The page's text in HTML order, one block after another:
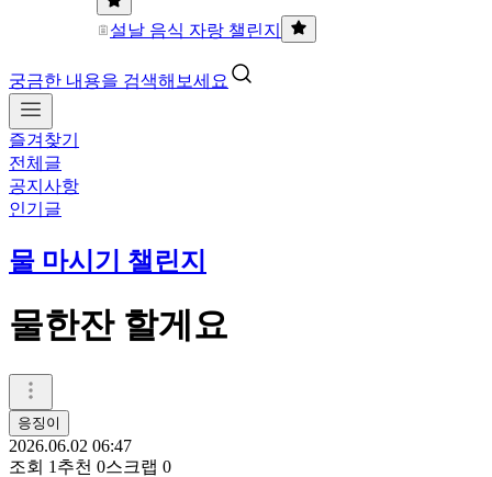
설날 음식 자랑 챌린지
궁금한 내용을 검색해보세요
즐겨찾기
전체글
공지사항
인기글
물 마시기 챌린지
물한잔 할게요
응징이
2026.06.02 06:47
조회 1 추천 0스크랩 0